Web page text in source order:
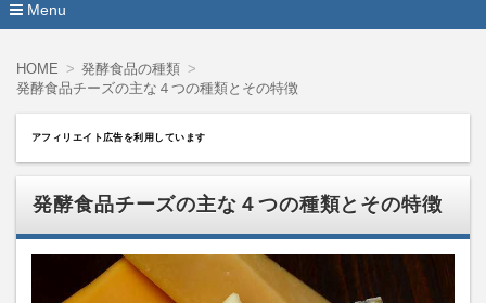
Menu
HOME
発酵食品の種類
発酵食品チーズの主な４つの種類とその特徴
アフィリエイト広告を利用しています
発酵食品チーズの主な４つの種類とその特徴